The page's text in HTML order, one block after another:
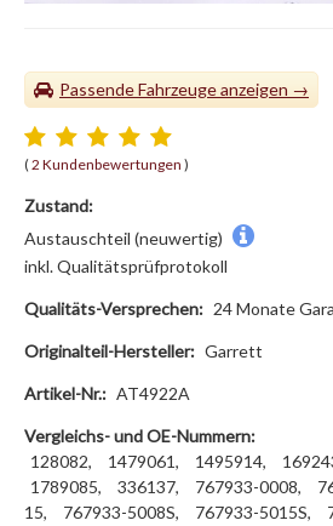
Passende Fahrzeuge
(2 Kundenbewertungen )
Zustand:
Austauschteil (neuwertig)
inkl. Qualitätsprüfprotokoll
Qualitäts-Versprechen: 24 Monate
Originalteil-Hersteller: Garrett
Artikel-Nr.: AT4922A
Vergleichs- und OE-Nummern:
128082,
1479061, 1495914,
1789085,
336137, 767933-0008,
15,
767933-5008S, 767933-5015S,